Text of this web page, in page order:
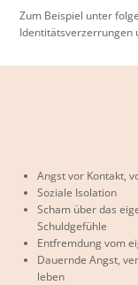
Zum Beispiel unter
Identitätsverzerrungen
Angst vor Kontakt,
Soziale Isolation
Scham über das
Schuldgefühle
Entfremdung vom
Dauernde Angst,
leben